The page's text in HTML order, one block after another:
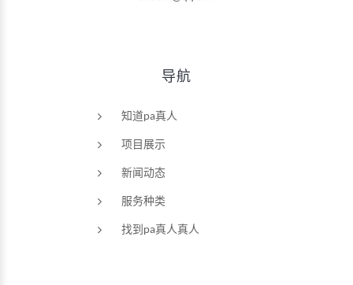
导航
知道pa真人
项目展示
新闻动态
服务种类
找到pa真人真人